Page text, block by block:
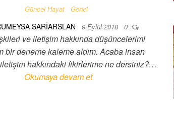
Güncel Hayat Genel
SARIARSLAN 9 Eylül 2018 0
ve iletişim hakkında düşüncelerimi
bir deneme kaleme aldım. Acaba insan
hakkındaki fikirlerime ne dersiniz?…
Okumaya devam et